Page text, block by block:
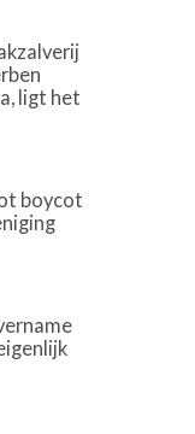
ligt het
boycot